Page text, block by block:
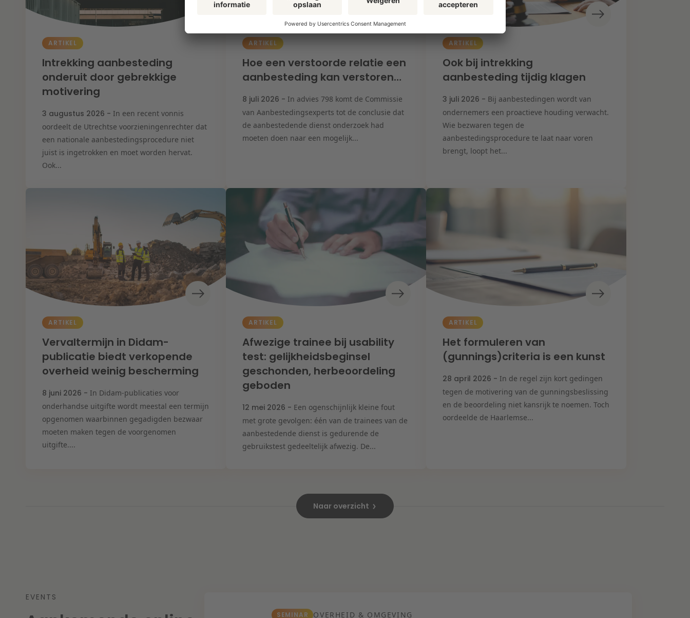
ARTIKEL
Intrekking aanbesteding
onderuit door gebrekkige
motivering
3 augustus 2026 - In een recent vonnis
oordeelt de Utrechtse voorzieningenrechter dat
een nationale aanbestedingsprocedure niet
juist is ingetrokken en moet worden hervat.
Ook...
ARTIKEL
Hoe een verstoorde relatie een
aanbesteding kan verstoren…
8 juli 2026 - In advies 798 komt de Commissie
van Aanbestedingsexperts tot de conclusie dat
de aanbestedende dienst onderzoek had
moeten doen naar een mogelijk...
ARTIKEL
Ook bij intrekking
aanbesteding tijdig klagen
3 juli 2026 - Bij aanbestedingen wordt van
ondernemers een proactieve houding verwacht.
Wie bezwaren tegen de
aanbestedingsprocedure te laat naar voren
brengt, loopt het...
ARTIKEL
Vervaltermijn in Didam-
publicatie biedt verkopende
overheid weinig bescherming
8 juni 2026 - In Didam-publicaties voor
onderhandse uitgifte wordt meestal een termijn
opgenomen waarbinnen gegadigden bezwaar
moeten maken tegen de voorgenomen
uitgifte....
ARTIKEL
Afwezige trainee bij usability
test: gelijkheidsbeginsel
geschonden, herbeoordeling
geboden
12 mei 2026 - Een ogenschijnlijk kleine fout
met grote gevolgen: één van de trainees van de
aanbestedende dienst is gedurende de
gebruikstest gedeeltelijk afwezig. De...
ARTIKEL
Het formuleren van
(gunnings)criteria is een kunst
28 april 2026 - In de regel zijn kort gedingen
tegen de motivering van de gunningsbeslissing
en de beoordeling niet kansrijk te noemen. Toch
oordeelde de Haarlemse...
Naar overzicht
EVENTS
SEMINAR OVERHEID & OMGEVING